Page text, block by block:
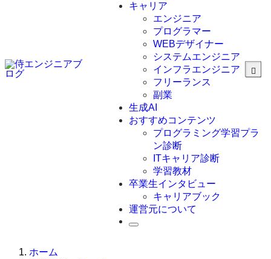
C言語
C#
VBA
Go言語
Kotlin
Java
JavaScript
Swift
Ruby
キャリア
エンジニア
プログラマー
WEBデザイナー
システムエンジニア
インフラエンジニア
フリーランス
副業
生成AI
おすすめコンテンツ
プログラミング学習プラ
ン診断
ITキャリア診断
学習教材
卒業生インタビュー
キャリアブック
運営元について
ホーム